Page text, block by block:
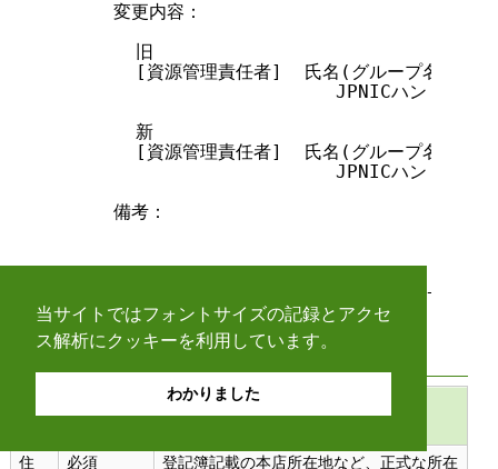
当サイトではフォントサイズの記録とアクセ
ス解析にクッキーを利用しています。
わかりました
      変更内容：
        旧
        [資源管理責任者]  氏名(グループ名)：
JPNICハンドル(グ
        新
        [資源管理責任者]  氏名(グループ名)：
JPNICハンドル(グ
      備考：
記入の要否 記入内容
住 必須 登記簿記載の本店所在地など、正式な所在